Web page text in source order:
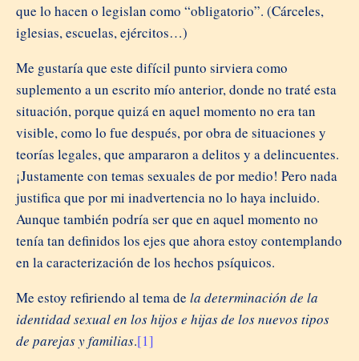
que lo hacen o legislan como “obligatorio”. (Cárceles,
iglesias, escuelas, ejércitos…)
Me gustaría que este difícil punto sirviera como
suplemento a un escrito mío anterior, donde no traté esta
situación, porque quizá en aquel momento no era tan
visible, como lo fue después, por obra de situaciones y
teorías legales, que ampararon a delitos y a delincuentes.
¡Justamente con temas sexuales de por medio! Pero nada
justifica que por mi inadvertencia no lo haya incluido.
Aunque también podría ser que en aquel momento no
tenía tan definidos los ejes que ahora estoy contemplando
en la caracterización de los hechos psíquicos.
Me estoy refiriendo al tema de la determinación de la
identidad sexual en los hijos e hijas de los nuevos tipos
de parejas y familias.[1]